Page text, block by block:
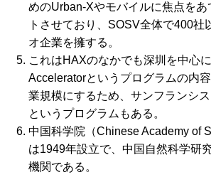
めのUrban-Xやモバイルに焦点をあ
トさせており、 SOSV全体で400社
オ企業を擁する。
これはHAXのなかでも深圳を中心
Acceleratorというプログラムの内
業規模にするため、サンフランシ
というプログラムもある。
中国科学院（Chinese Academy of
は1949年設立で、中国自然科学研
機関である。